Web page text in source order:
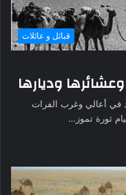
قبائل و عائلات
وديارها
في أعالي وغرب الفرات
ثورة تموز…